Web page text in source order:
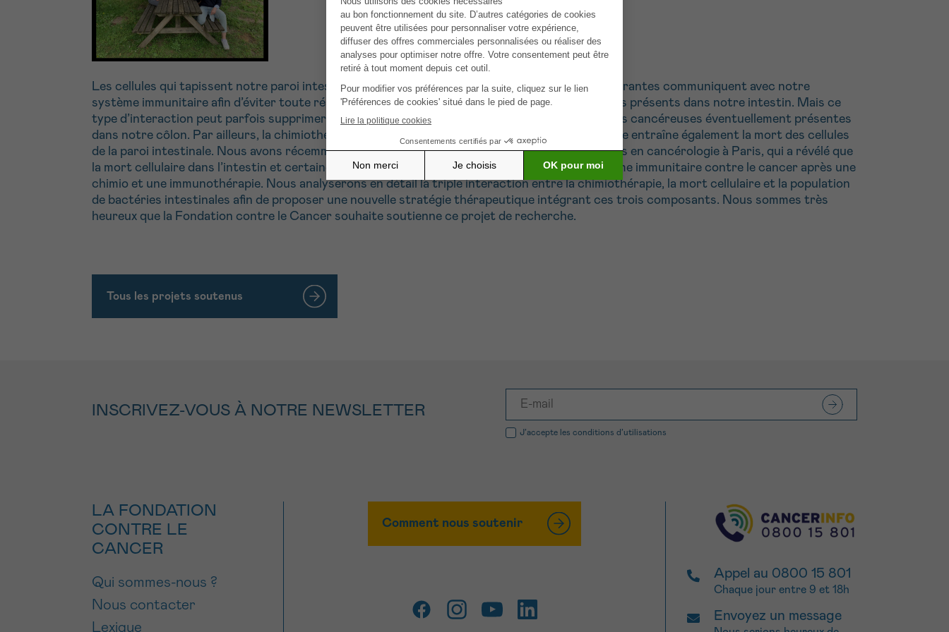
Les cellules qui tapissent notre paroi intestinale sont sans cesse renouvelées. Les cellules mourantes communiquent avec notre
système immunitaire afin d’éviter toute réaction excessive face aux bactéries et aux nutriments présents dans notre intestin. Mais ce
type d’interaction peut parfois supprimer les défenses de notre organisme vis-à-vis des cellules cancéreuses éventuellement présentes
dans notre côlon. Par ailleurs, la chimiothérapie vise à éliminer les cellules cancéreuses, mais elle entraîne également la mort des cellules
de la paroi intestinale. Nous avons récemment contribué à une étude menée par des chercheurs en cancérologie à Paris, qui a révélé que
la mort cellulaire dans l’intestin et certaines bactéries intestinales peuvent renforcer le système immunitaire contre le cancer après une
chimio et une immunothérapie. Nous analyserons en détail la triple interaction entre la chimiothérapie, la mort cellulaire et la population
de bactéries intestinales afin de proposer une nouvelle stratégie thérapeutique intégrant ces trois composants. Nous sommes très
heureux que la Fondation contre le Cancer souhaite soutienne ce projet de recherche.
Tous les projets soutenus
INSCRIVEZ-VOUS À NOTRE NEWSLETTER
J’accepte les conditions d’utilisations
LA FONDATION
CONTRE LE
CANCER
Qui sommes-nous ?
Nous contacter
Lexique
Comment nous soutenir
Appel au 0800 15 801
Chaque jour entre 9 et 18h
Envoyez un message